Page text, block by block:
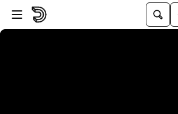
Vai al lettore
Passa al contenuto principale